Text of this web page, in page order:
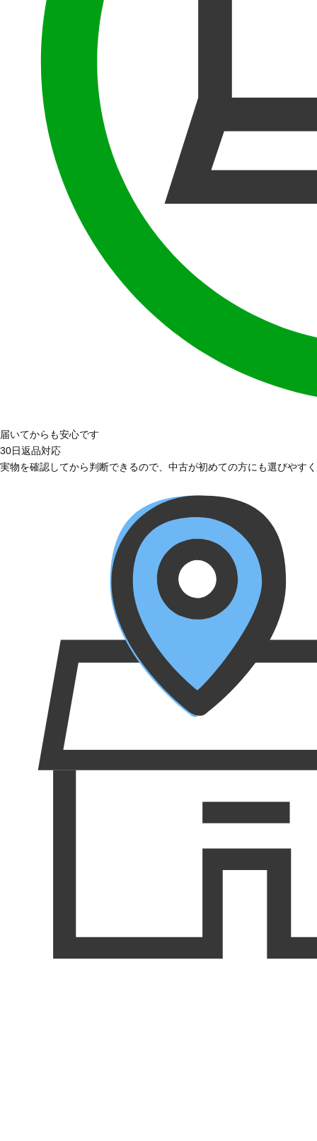
届いてからも安心です
30日返品対応
実物を確認してから判断できるので、中古が初めての方にも選びやす